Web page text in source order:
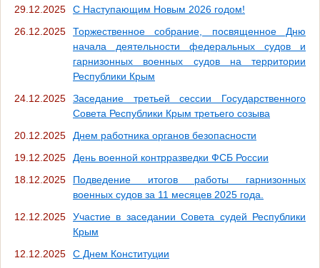
29.12.2025
С Наступающим Новым 2026 годом!
26.12.2025
Торжественное собрание, посвященное Дню
начала деятельности федеральных судов и
гарнизонных военных судов на территории
Республики Крым
24.12.2025
Заседание третьей сессии Государственного
Совета Республики Крым третьего созыва
20.12.2025
Днем работника органов безопасности
19.12.2025
День военной контрразведки ФСБ России
18.12.2025
Подведение итогов работы гарнизонных
военных судов за 11 месяцев 2025 года.
12.12.2025
Участие в заседании Совета судей Республики
Крым
12.12.2025
С Днем Конституции